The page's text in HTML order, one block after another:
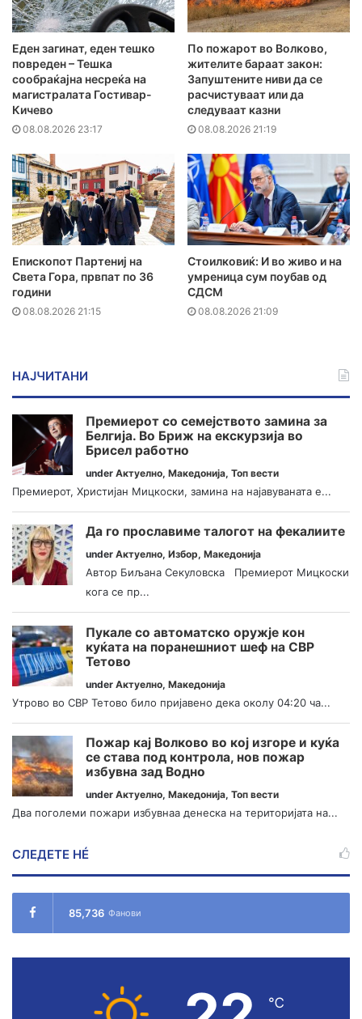
Еден загинат, еден тешко
повреден – Тешка
сообраќајна несреќа на
магистралата Гостивар-
Кичево
08.08.2026 23:17
По пожарот во Волково,
жителите бараат закон:
Запуштените ниви да се
расчистуваат или да
следуваат казни
08.08.2026 21:19
Епископот Партениј на
Света Гора, првпат по 36
години
08.08.2026 21:15
Стоилковиќ: И во живо и на
умреница сум поубав од
СДСМ
08.08.2026 21:09
НАЈЧИТАНИ
Премиерот со семејството замина за
Белгија. Во Бриж на екскурзија во
Брисел работно
under Актуелно, Македонија, Топ вести
Премиерот, Христијан Мицкоски, замина на најавуваната е...
Да го прославиме талогот на фекалиите
under Актуелно, Избор, Македонија
Автор Биљана Секуловска Премиерот Мицкоски
кога се пр...
Пукале со автоматско оружје кон
куќата на поранешниот шеф на СВР
Тетово
under Актуелно, Македонија
Утрово во СВР Тетово било пријавено дека околу 04:20 ча...
Пожар кај Волково во кој изгоре и куќа
се става под контрола, нов пожар
избувна зад Водно
under Актуелно, Македонија, Топ вести
Два поголеми пожари избувнаа денеска на територијата на...
СЛЕДЕТЕ НÉ
85,736 Фанови
℃